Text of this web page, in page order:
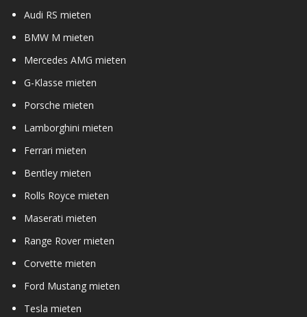
Audi RS mieten
BMW M mieten
Mercedes AMG mieten
G-Klasse mieten
Porsche mieten
Lamborghini mieten
Ferrari mieten
Bentley mieten
Rolls Royce mieten
Maserati mieten
Range Rover mieten
Corvette mieten
Ford Mustang mieten
Tesla mieten